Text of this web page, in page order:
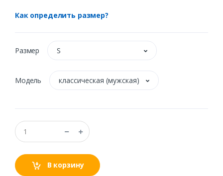
Как определить размер?
Размер S
Модель классическая (мужская)
В корзину